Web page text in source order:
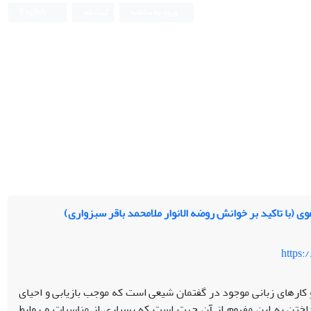
تاکید بر خوانش روضه الانوار ملامحمد باقر سبزواری)
زبانی موجود در گفتمان شیعی است که موجب بازیابی و احیای